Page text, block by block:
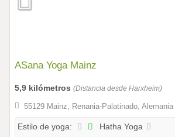
ASana Yoga Mainz
5,9 kilómetros (Distancia desde Harxheim)
55129 Mainz, Renania-Palatinado, Alemania
Estilo de yoga:
Hatha Yoga